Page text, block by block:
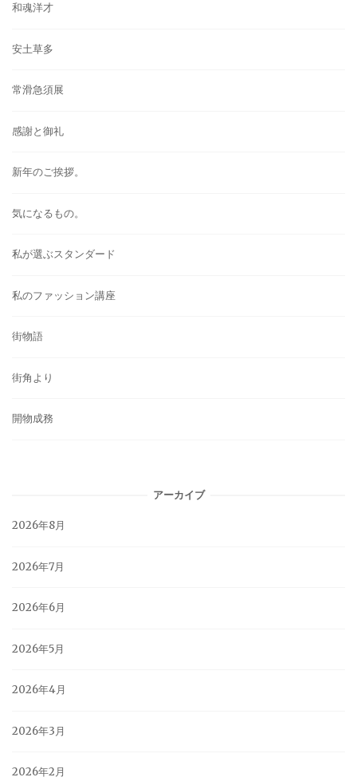
和魂洋才
安土草多
常滑急須展
感謝と御礼
新年のご挨拶。
気になるもの。
私が選ぶスタンダード
私のファッション講座
街物語
街角より
開物成務
アーカイブ
2026年8月
2026年7月
2026年6月
2026年5月
2026年4月
2026年3月
2026年2月